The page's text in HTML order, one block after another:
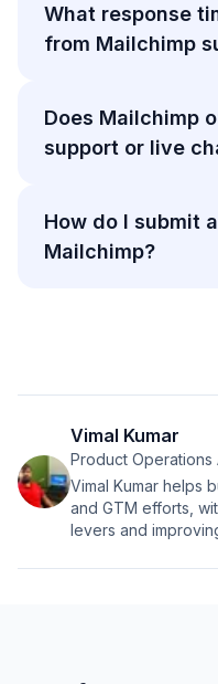
What response
from Mailchimp
Does Mailchimp
support or live
How do I submit
Mailchimp?
Vimal Kumar
Product Operations
Vimal Kumar helps
and GTM efforts,
levers and